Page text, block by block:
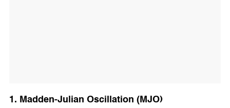
1. Madden-Julian Oscillation (MJO)